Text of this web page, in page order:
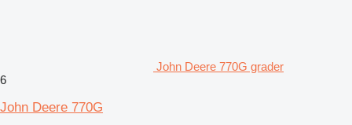
John Deere 770G grader
6
John Deere 770G